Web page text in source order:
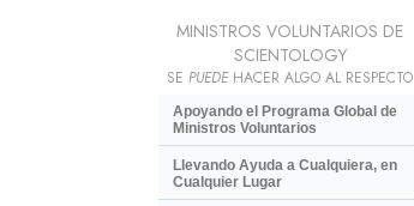
MINISTROS VOLUNTARIOS DE
SCIENTOLOGY
SE PUEDEHACER ALGO AL RESPECTO
Apoyando el Programa Global de
Ministros Voluntarios
Llevando Ayuda a Cualquiera, en
Cualquier Lugar